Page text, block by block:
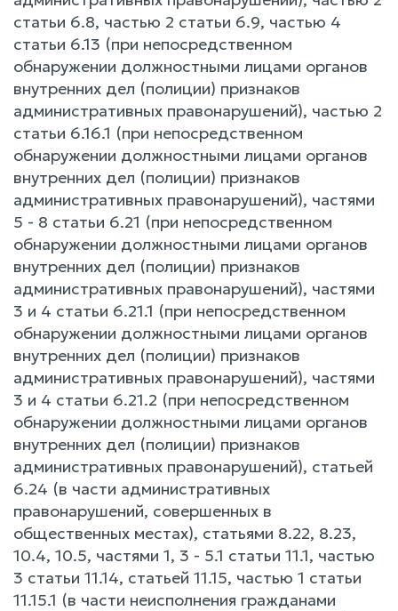
статьи 6.8, частью 2 статьи 6.9, частью 4
статьи 6.13 (при непосредственном
обнаружении должностными лицами органов
внутренних дел (полиции) признаков
административных правонарушений), частью 2
статьи 6.16.1 (при непосредственном
обнаружении должностными лицами органов
внутренних дел (полиции) признаков
административных правонарушений), частями
5 - 8 статьи 6.21 (при непосредственном
обнаружении должностными лицами органов
внутренних дел (полиции) признаков
административных правонарушений), частями
3 и 4 статьи 6.21.1 (при непосредственном
обнаружении должностными лицами органов
внутренних дел (полиции) признаков
административных правонарушений), частями
3 и 4 статьи 6.21.2 (при непосредственном
обнаружении должностными лицами органов
внутренних дел (полиции) признаков
административных правонарушений), статьей
6.24 (в части административных
правонарушений, совершенных в
общественных местах), статьями 8.22, 8.23,
10.4, 10.5, частями 1, 3 - 5.1 статьи 11.1, частью
3 статьи 11.14, статьей 11.15, частью 1 статьи
11.15.1 (в части неисполнения гражданами